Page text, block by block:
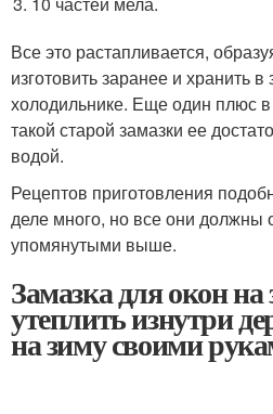
Все это растапливается,
изготовить заранее и хранить
холодильнике. Еще один плюс
такой старой замазки ее
водой.
Рецептов приготовления
деле много, но все они должны
упомянутыми выше.
Замазка для окон
утеплить изнутри
на зиму своими